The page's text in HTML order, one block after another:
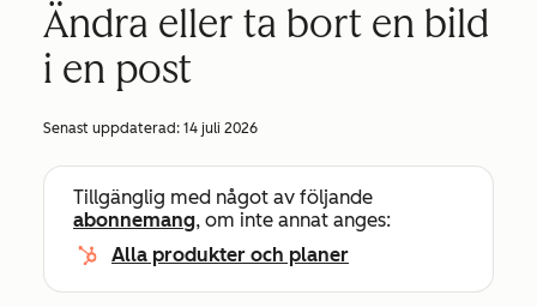
Ändra eller ta bort en bild
i en post
Senast uppdaterad: 14 juli 2026
Tillgänglig med något av följande
abonnemang, om inte annat anges:
Alla produkter och planer